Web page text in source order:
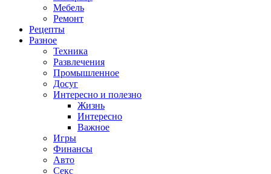
Мебель
Ремонт
Рецепты
Разное
Техника
Развлечения
Промышленное
Досуг
Интересно и полезно
Жизнь
Интересно
Важное
Игры
Финансы
Авто
Секс